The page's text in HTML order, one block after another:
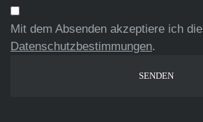
Mit dem Absenden akzeptiere ich die
Datenschutzbestimmungen.